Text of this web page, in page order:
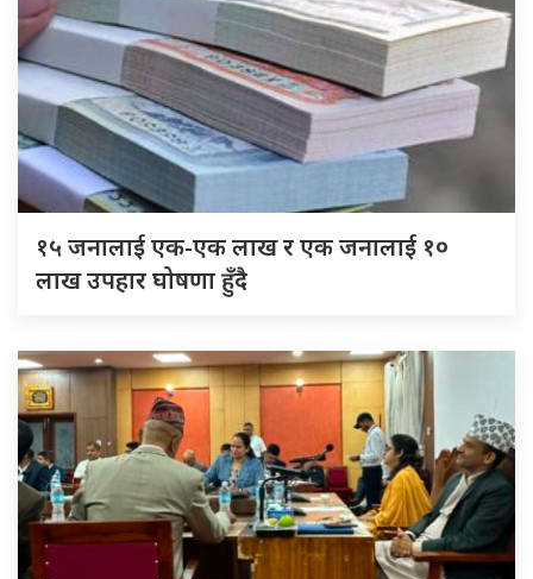
१५ जनालाई एक-एक लाख र एक जनालाई १०
लाख उपहार घोषणा हुँदै